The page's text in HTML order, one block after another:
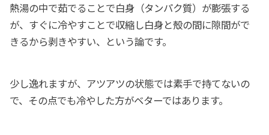
熱湯の中で茹でることで白身（タンパク質）が膨張する
が、すぐに冷やすことで収縮し白身と殻の間に隙間がで
きるから剥きやすい、という論です。
少し逸れますが、アツアツの状態では素手で持てないの
で、その点でも冷やした方がベターではあります。